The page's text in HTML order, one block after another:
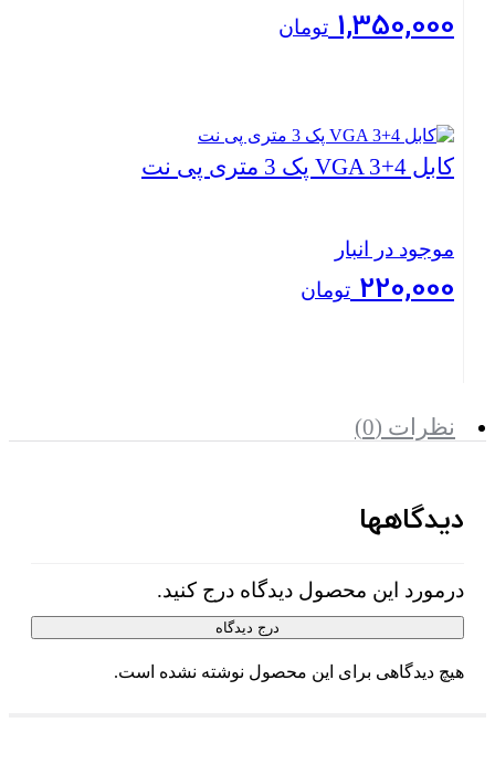
1,350,000 تومان
بستن
کابل VGA 3+4 پک 3 متری پی نت
موجود در انبار
220,000 تومان
نظرات (0)
دیدگاهها
درمورد این محصول دیدگاه درج کنید.
درج دیدگاه
هیچ دیدگاهی برای این محصول نوشته نشده است.